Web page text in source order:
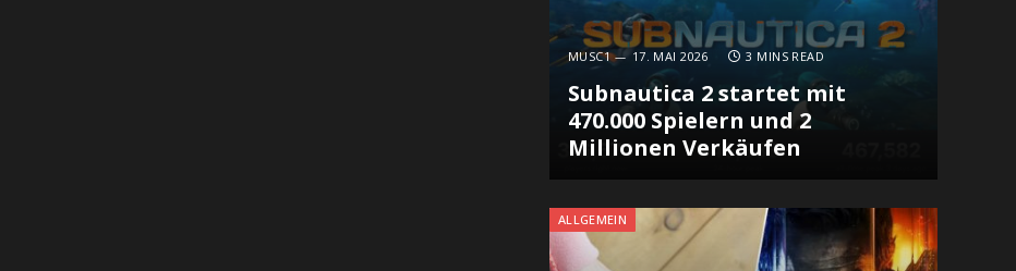
MUSC1 17. MAI 2026 3 MINS READ
Subnautica 2 startet mit
470.000 Spielern und 2
Millionen Verkäufen
ALLGEMEIN